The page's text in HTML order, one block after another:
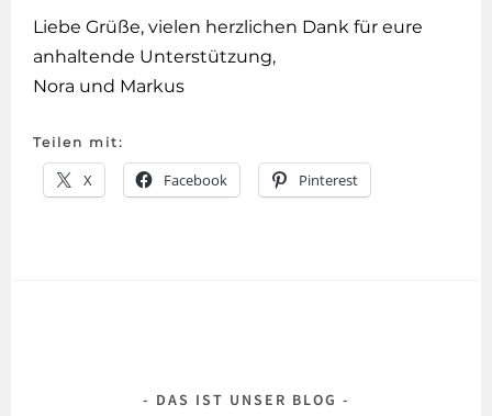
Liebe Grüße, vielen herzlichen Dank für eure
anhaltende Unterstützung,
Nora und Markus
Teilen mit:
X Facebook Pinterest
DAS IST UNSER BLOG